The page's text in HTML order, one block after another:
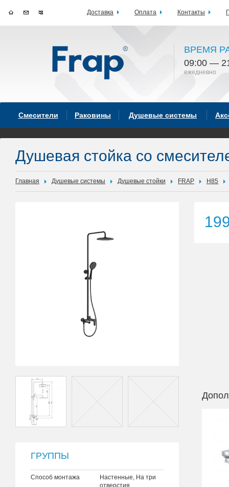
ВРЕМЯ
09:00 —
ежедневно
Смесители Раковины Душевые системы
Душевая стойка со
Главная Душевые системы Душевые стойки FRAP H85
ГРУППЫ
Способ монтажа
Настенные, На три
отверстия
Доставка Оплата Контакты